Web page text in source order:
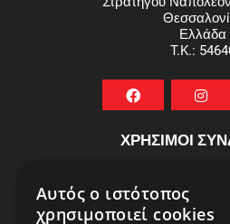
Ελλάδα
T.K.:
ΧΡΗΣΙΜΟΙ
ΕΞΥΠΗΡΕΤΗΣΗ
Αυτός ο ιστότοπος
χρησιμοποιεί cookies